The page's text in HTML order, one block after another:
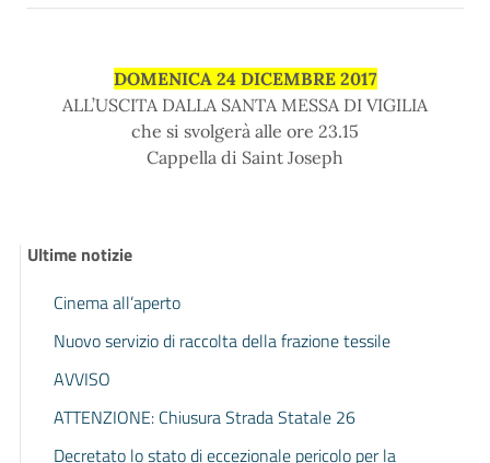
DOMENICA 24 DICEMBRE 2017
ALL’USCITA DALLA SANTA MESSA DI VIGILIA
che si svolgerà alle ore 23.15
Cappella di Saint Joseph
Ultime notizie
Cinema all’aperto
Nuovo servizio di raccolta della frazione tessile
AVVISO
ATTENZIONE: Chiusura Strada Statale 26
Decretato lo stato di eccezionale pericolo per la